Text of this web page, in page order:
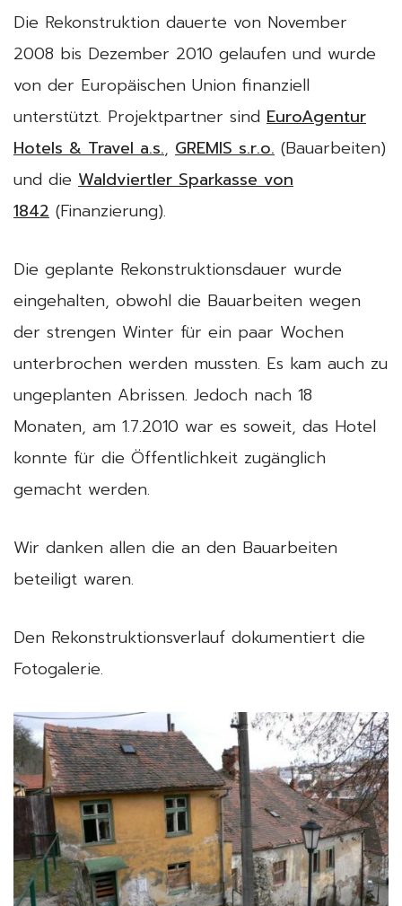
Die Rekonstruktion dauerte von November
2008 bis Dezember 2010 gelaufen und wurde
von der Europäischen Union finanziell
unterstützt. Projektpartner sind EuroAgentur
Hotels & Travel a.s., GREMIS s.r.o. (Bauarbeiten)
und die Waldviertler Sparkasse von
1842 (Finanzierung).
Die geplante Rekonstruktionsdauer wurde
eingehalten, obwohl die Bauarbeiten wegen
der strengen Winter für ein paar Wochen
unterbrochen werden mussten. Es kam auch zu
ungeplanten Abrissen. Jedoch nach 18
Monaten, am 1.7.2010 war es soweit, das Hotel
konnte für die Öffentlichkeit zugänglich
gemacht werden.
Wir danken allen die an den Bauarbeiten
beteiligt waren.
Den Rekonstruktionsverlauf dokumentiert die
Fotogalerie.